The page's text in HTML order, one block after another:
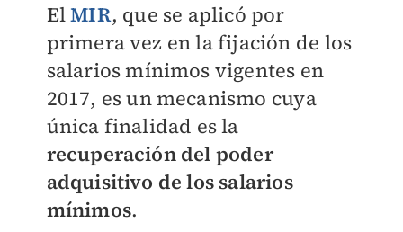
ElMIR, que se aplicó por
primera vez en la fijación de los
salarios mínimos vigentes en
2017, es un mecanismo cuya
única finalidad es la
recuperación del poder
adquisitivo de los salarios
mínimos.